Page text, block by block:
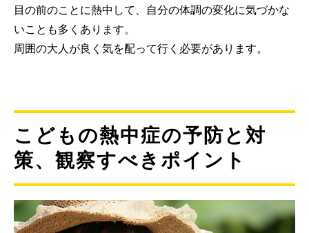
目の前のことに熱中して、自分の体調の変化に気づかな
いことも多くあります。
周囲の大人が良く気を配って行く必要があります。
こどもの熱中症の予防と対
策、観察すべきポイント